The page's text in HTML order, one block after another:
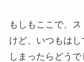
もしもここで、
けど、いつもは
しまったらどう